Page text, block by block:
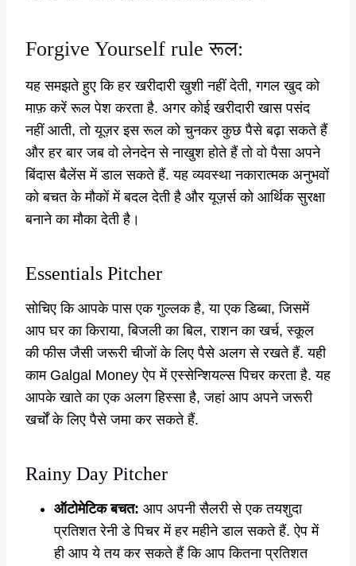
Forgive Yourself rule रूल:
यह समझते हुए कि हर खरीदारी खुशी नहीं देती, गगल खुद को
माफ़ करें रूल पेश करता है. अगर कोई खरीदारी खास पसंद
नहीं आती, तो यूज़र इस रूल को चुनकर कुछ पैसे बढ़ा सकते हैं
और हर बार जब वो लेनदेन से नाखुश होते हैं तो वो पैसा अपने
बिंदास बैलेंस में डाल सकते हैं. यह व्यवस्था नकारात्मक अनुभवों
को बचत के मौकों में बदल देती है और यूज़र्स को आर्थिक सुरक्षा
बनाने का मौका देती है।
Essentials Pitcher
सोचिए कि आपके पास एक गुल्लक है, या एक डिब्बा, जिसमें
आप घर का किराया, बिजली का बिल, राशन का खर्च, स्कूल
की फीस जैसी जरूरी चीजों के लिए पैसे अलग से रखते हैं. यही
काम Galgal Money ऐप में एस्सेन्शियल्स पिचर करता है. यह
आपके खाते का एक अलग हिस्सा है, जहां आप अपने जरूरी
खर्चों के लिए पैसे जमा कर सकते हैं.
Rainy Day Pitcher
ऑटोमेटिक बचत: आप अपनी सैलरी से एक तयशुदा
प्रतिशत रेनी डे पिचर में हर महीने डाल सकते हैं. ऐप में
ही आप ये तय कर सकते हैं कि आप कितना प्रतिशत